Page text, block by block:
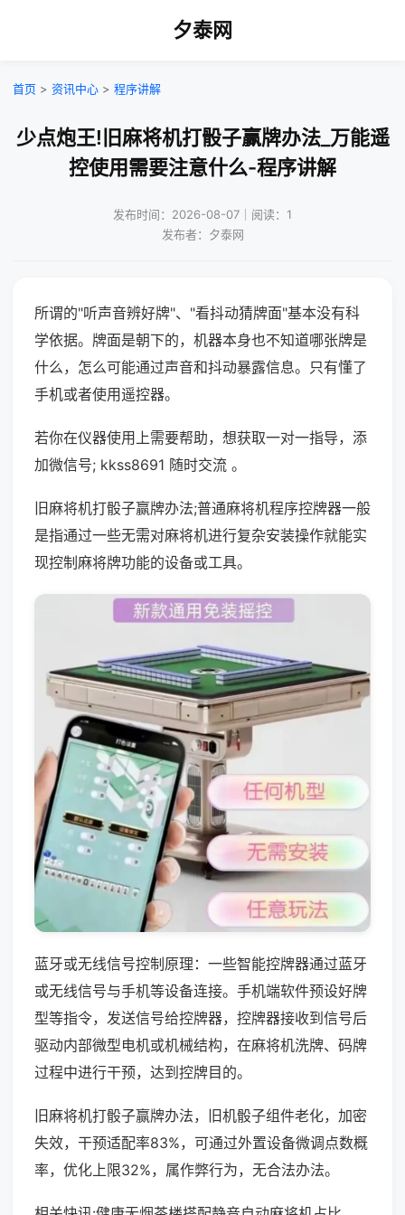
夕泰网
首页 > 资讯中心 > 程序讲解
少点炮王!旧麻将机打骰子赢牌办法_万能遥
控使用需要注意什么-程序讲解
发布时间：2026-08-07｜阅读：1
发布者：夕泰网
所谓的"听声音辨好牌"、"看抖动猜牌面"基本没有科
学依据。牌面是朝下的，机器本身也不知道哪张牌是
什么，怎么可能通过声音和抖动暴露信息。只有懂了
手机或者使用遥控器。
若你在仪器使用上需要帮助，想获取一对一指导，添
加微信号; kkss8691 随时交流 。
旧麻将机打骰子赢牌办法;普通麻将机程序控牌器一般
是指通过一些无需对麻将机进行复杂安装操作就能实
现控制麻将牌功能的设备或工具。
蓝牙或无线信号控制原理：一些智能控牌器通过蓝牙
或无线信号与手机等设备连接。手机端软件预设好牌
型等指令，发送信号给控牌器，控牌器接收到信号后
驱动内部微型电机或机械结构，在麻将机洗牌、码牌
过程中进行干预，达到控牌目的。
旧麻将机打骰子赢牌办法，旧机骰子组件老化，加密
失效，干预适配率83%，可通过外置设备微调点数概
率，优化上限32%，属作弊行为，无合法办法。